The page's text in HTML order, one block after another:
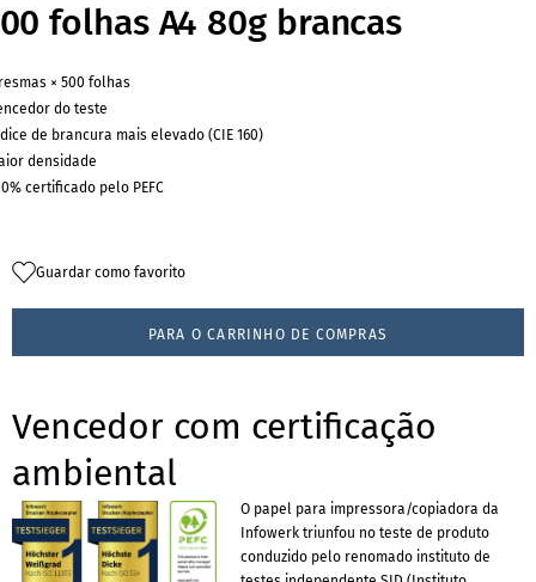
folhas A4 80g brancas
× 500 folhas
do teste
de brancura mais elevado (CIE 160)
densidade
certificado pelo PEFC
Guardar como favorito
PARA O CARRINHO DE COMPRAS
Vencedor com certificação
ambiental
O papel para impressora/copiadora da
Infowerk triunfou no teste de produto
conduzido pelo renomado instituto de